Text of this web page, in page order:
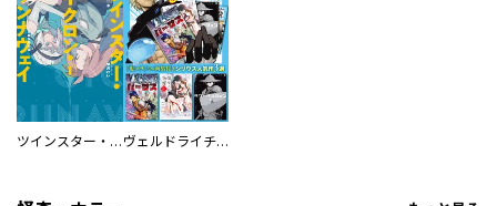
ツインスター・サイクロン・ランナウェイ ヴェルドライチオシ聖典パック 『転スラ』ミニ画集付き シリウス人気作３選